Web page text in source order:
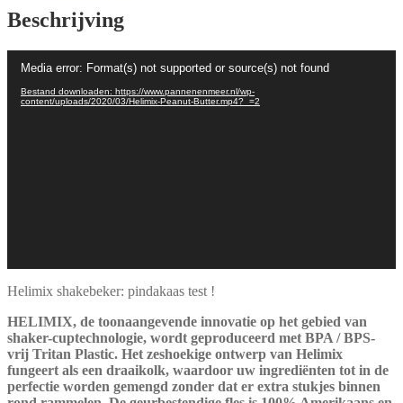
Bidon
aantal
Beschrijving
Media error: Format(s) not supported or source(s) not found
Bestand downloaden: https://www.pannenenmeer.nl/wp-
content/uploads/2020/03/Helimix-Peanut-Butter.mp4?_=2
Helimix shakebeker: pindakaas test !
HELIMIX, de toonaangevende innovatie op het gebied van
shaker-cuptechnologie, wordt geproduceerd met BPA / BPS-
vrij Tritan Plastic. Het zeshoekige ontwerp van Helimix
fungeert als een draaikolk, waardoor uw ingrediënten tot in de
perfectie worden gemengd zonder dat er extra stukjes binnen